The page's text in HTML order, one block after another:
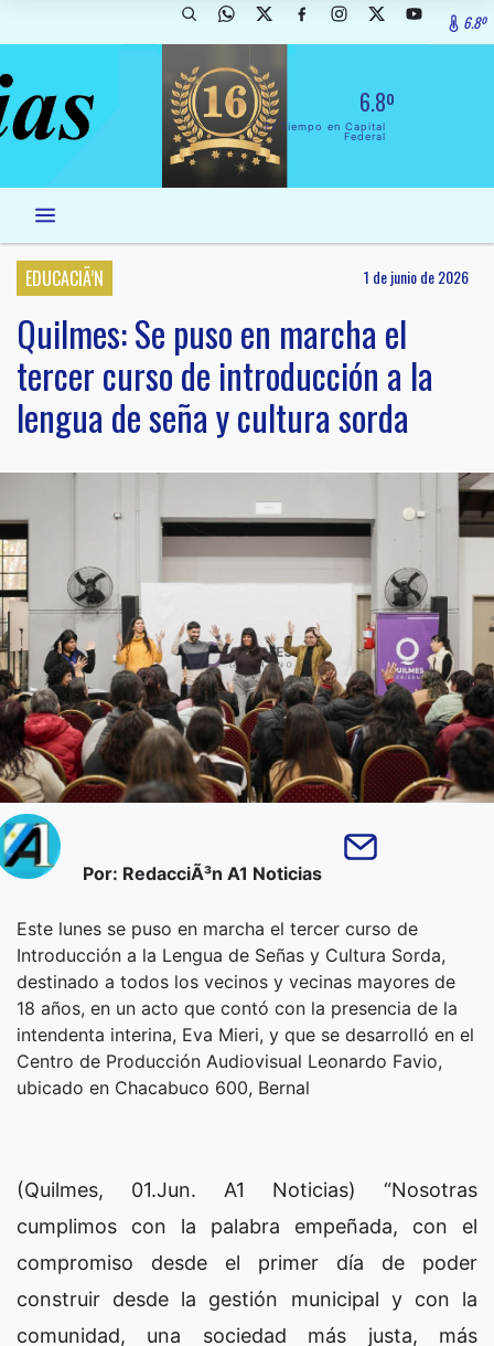
6.8º
6.8º
El Tiempo en Capital
Federal
EDUCACIÃ’N 1 de junio de 2026
Quilmes: Se puso en marcha el
tercer curso de introducción a la
lengua de seña y cultura sorda
Por: RedacciÃ³n A1 Noticias
Este lunes se puso en marcha el tercer curso de
Introducción a la Lengua de Señas y Cultura Sorda,
destinado a todos los vecinos y vecinas mayores de
18 años, en un acto que contó con la presencia de la
intendenta interina, Eva Mieri, y que se desarrolló en el
Centro de Producción Audiovisual Leonardo Favio,
ubicado en Chacabuco 600, Bernal
(Quilmes, 01.Jun. A1 Noticias) “Nosotras
cumplimos con la palabra empeñada, con el
compromiso desde el primer día de poder
construir desde la gestión municipal y con la
comunidad, una sociedad más justa, más